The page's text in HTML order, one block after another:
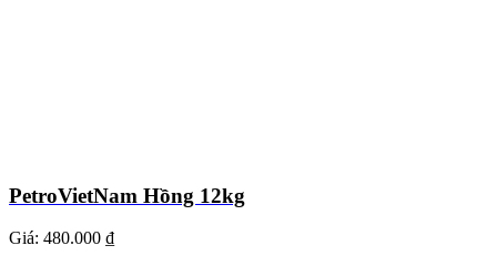
PetroVietNam Hồng 12kg
Giá: 480.000 ₫